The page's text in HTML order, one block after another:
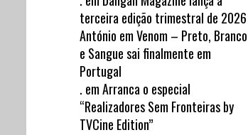
terceira edição trimestral de 2026
António emVenom – Preto, Branco
e Sangue sai finalmente em
Portugal
. emArranca o especial
“Realizadores Sem Fronteiras by
TVCine Edition”